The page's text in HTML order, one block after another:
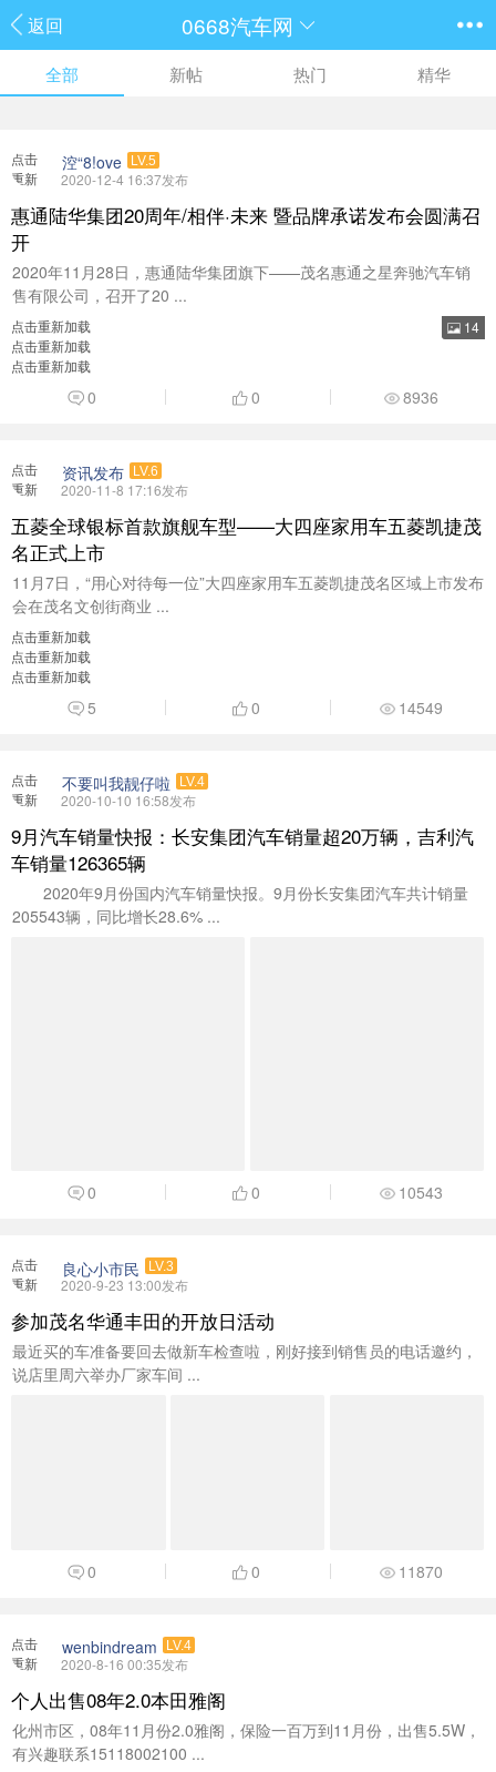
返回 0668汽车网
全部 新帖 热门 精华
点击
重新
涳“8!ove LV.5
2020-12-4 16:37发布
惠通陆华集团20周年/相伴·未来 暨品牌承诺发布会圆满召
开
2020年11月28日，惠通陆华集团旗下——茂名惠通之星奔驰汽车销
售有限公司，召开了20 ...
14
点击重新加载
点击重新加载
点击重新加载
0 0 8936
点击
重新
资讯发布 LV.6
2020-11-8 17:16发布
五菱全球银标首款旗舰车型——大四座家用车五菱凯捷茂
名正式上市
11月7日，“用心对待每一位”大四座家用车五菱凯捷茂名区域上市发布
会在茂名文创街商业 ...
点击重新加载
点击重新加载
点击重新加载
5 0 14549
点击
重新
不要叫我靓仔啦 LV.4
2020-10-10 16:58发布
9月汽车销量快报：长安集团汽车销量超20万辆，吉利汽
车销量126365辆
2020年9月份国内汽车销量快报。9月份长安集团汽车共计销量
205543辆，同比增长28.6% ...
0 0 10543
点击
重新
良心小市民 LV.3
2020-9-23 13:00发布
参加茂名华通丰田的开放日活动
最近买的车准备要回去做新车检查啦，刚好接到销售员的电话邀约，
说店里周六举办厂家车间 ...
0 0 11870
点击
重新
wenbindream LV.4
2020-8-16 00:35发布
个人出售08年2.0本田雅阁
化州市区，08年11月份2.0雅阁，保险一百万到11月份，出售5.5W，
有兴趣联系15118002100 ...